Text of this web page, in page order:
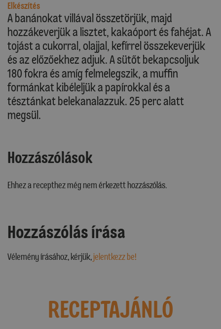
Elkészítés
A banánokat villával összetörjük, majd
hozzákeverjük a lisztet, kakaóport és fahéjat. A
tojást a cukorral, olajjal, kefírrel összekeverjük
és az előzőekhez adjuk. A sütőt bekapcsoljuk
180 fokra és amíg felmelegszik, a muffin
formánkat kibéleljük a papírokkal és a
tésztánkat belekanalazzuk. 25 perc alatt
megsül.
Hozzászólások
Ehhez a recepthez még nem érkezett hozzászólás.
Hozzászólás írása
Vélemény írásához, kérjük,jelentkezz be!
RECEPTAJÁNLÓ